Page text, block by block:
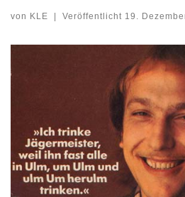
von KLE Veröffentlicht 19.